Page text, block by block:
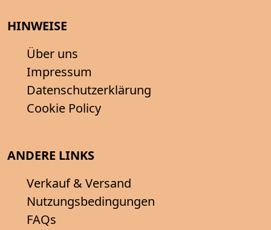
HINWEISE
Über uns
Impressum
Datenschutzerklärung
Cookie Policy
ANDERE LINKS
Verkauf & Versand
Nutzungsbedingungen
FAQs